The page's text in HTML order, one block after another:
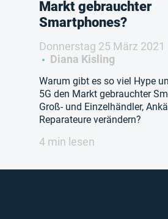
Markt gebrauchter
Smartphones?
Donnerstag 25 März 2021
Diana Kisling
Warum gibt es so viel Hype
5G den Markt gebrauchter
Groß- und Einzelhändler,
Reparateure verändern?
4 min lesen